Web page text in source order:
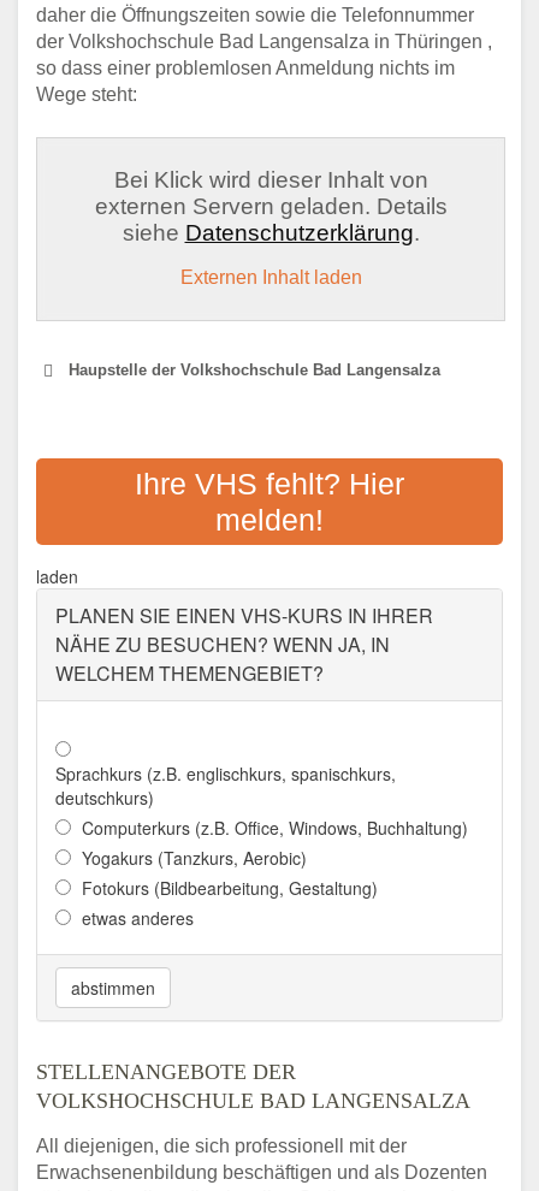
daher die Öffnungszeiten sowie die Telefonnummer
der Volkshochschule Bad Langensalza in Thüringen ,
so dass einer problemlosen Anmeldung nichts im
Wege steht:
Bei Klick wird dieser Inhalt von
externen Servern geladen. Details
siehe Datenschutzerklärung.
Externen Inhalt laden
Haupstelle der Volkshochschule Bad Langensalza
VOLKSHOCHSCHULE
UNSTRUT-HAINICH-KREIS
Meißnersgasse 1b, 99974
Mühlhausen
Ihre VHS fehlt? Hier
melden!
laden
PLANEN SIE EINEN VHS-KURS IN IHRER
NÄHE ZU BESUCHEN? WENN JA, IN
WELCHEM THEMENGEBIET?
Sprachkurs (z.B. englischkurs, spanischkurs,
deutschkurs)
Computerkurs (z.B. Office, Windows, Buchhaltung)
Yogakurs (Tanzkurs, Aerobic)
Fotokurs (Bildbearbeitung, Gestaltung)
etwas anderes
abstimmen
STELLENANGEBOTE DER
VOLKSHOCHSCHULE BAD LANGENSALZA
All diejenigen, die sich professionell mit der
Erwachsenenbildung beschäftigen und als Dozenten